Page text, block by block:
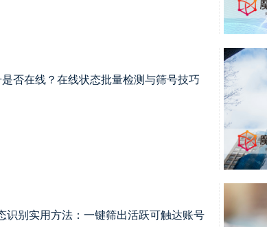
否在线？在线状态批量检测与筛号技巧
识别实用方法：一键筛出活跃可触达账号